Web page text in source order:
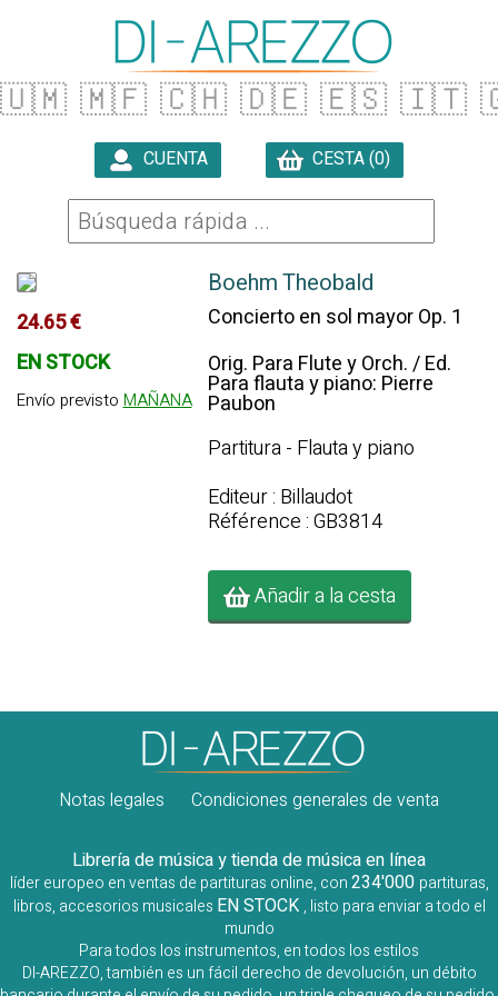
🇺🇲 🇲🇫 🇨🇭 🇩🇪 🇪🇸 🇮🇹
CUENTA CESTA (0)
24.65 €
EN STOCK
Envío previsto MAÑANA
Boehm Theobald
Concierto en sol mayor Op. 1
Orig. Para Flute y Orch. / Ed.
Para flauta y piano: Pierre
Paubon
Partitura - Flauta y piano
Editeur : Billaudot
Référence : GB3814
Añadir a la cesta
Notas legales Condiciones generales de venta
Librería de música y tienda de música en línea
líder europeo en ventas de partituras online, con234'000 partituras,
libros, accesorios musicales EN STOCK , listo para enviar a todo el
mundo
Para todos los instrumentos, en todos los estilos
DI-AREZZO, también es un fácil derecho de devolución, un débito